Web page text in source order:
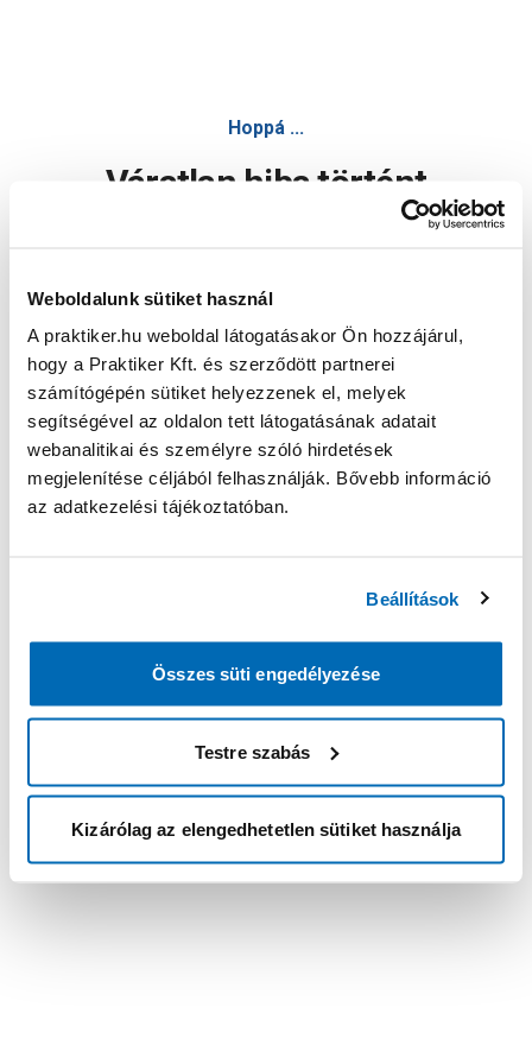
Weboldalunk sütiket használ
A praktiker.hu weboldal látogatásakor Ön hozzájárul,
hogy a Praktiker Kft. és szerződött partnerei
számítógépén sütiket helyezzenek el, melyek
segítségével az oldalon tett látogatásának adatait
webanalitikai és személyre szóló hirdetések
megjelenítése céljából felhasználják. Bővebb információ
az adatkezelési tájékoztatóban.
Beállítások
Összes süti engedélyezése
Testre szabás
Kizárólag az elengedhetetlen sütiket használja
Hoppá ...
Váratlan hiba történt
Oldal újratöltése